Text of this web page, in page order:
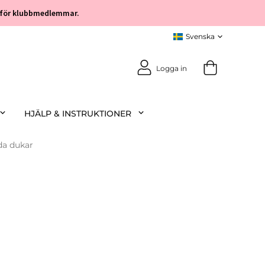
klubbmedlemmar.
Logga in
HJÄLP & INSTRUKTIONER
dukar